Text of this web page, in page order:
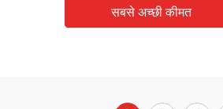
सबसे अच्छी कीमत